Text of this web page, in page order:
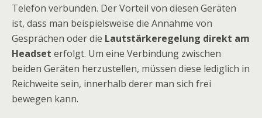
Telefon verbunden. Der Vorteil von diesen Geräten
ist, dass man beispielsweise die Annahme von
Gesprächen oder die Lautstärkeregelung direkt am
Headset erfolgt. Um eine Verbindung zwischen
beiden Geräten herzustellen, müssen diese lediglich in
Reichweite sein, innerhalb derer man sich frei
bewegen kann.